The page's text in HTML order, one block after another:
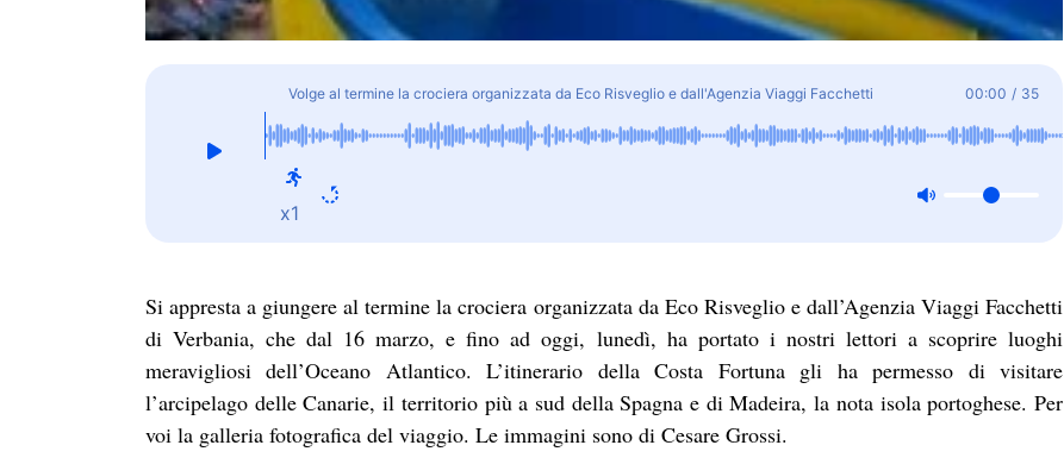
Volge al termine la crociera organizzata da Eco Risveglio e dall'Agenzia Viaggi Facchetti 00:00 / 35
x1
Si appresta a giungere al termine la crociera organizzata da Eco Risveglio e dall’Agenzia Viaggi Facchetti
di Verbania, che dal 16 marzo, e fino ad oggi, lunedì, ha portato i nostri lettori a scoprire luoghi
meravigliosi dell’Oceano Atlantico. L’itinerario della Costa Fortuna gli ha permesso di visitare
l’arcipelago delle Canarie, il territorio più a sud della Spagna e di Madeira, la nota isola portoghese. Per
voi la galleria fotografica del viaggio. Le immagini sono di Cesare Grossi.